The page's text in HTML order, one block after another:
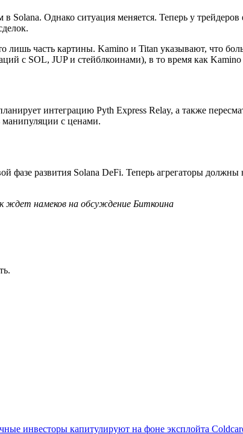
Solana. Однако ситуация меняется. Теперь у
лишь часть картины. Kamino и Titan указывают, что
с SOL, JUP и стейблкоинами), в то время как
интеграцию Pyth Express Relay, а также
с ценами.
развития Solana DeFi. Теперь агрегаторы
ждет намеков на обсуждение Биткоина
инвесторы капитулируют на фоне эксплойта